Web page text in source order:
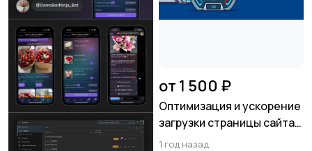
от 1 500 ₽
Оптимизация и ускорение
загрузки страницы сайта
на Tilda
1 год назад